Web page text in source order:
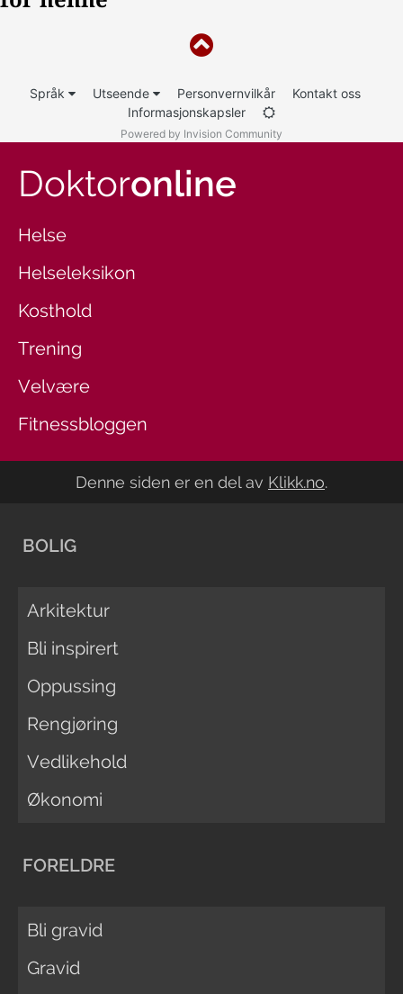
Språk Utseende Personvernvilkår
Kontakt oss
Informasjonskapsler
Powered by Invision Community
Doktoronline
Helse
Helseleksikon
Kosthold
Trening
Velvære
Fitnessbloggen
Denne siden er en del av Klikk.no.
BOLIG
Arkitektur
Bli inspirert
Oppussing
Rengjøring
Vedlikehold
Økonomi
FORELDRE
Bli gravid
Gravid